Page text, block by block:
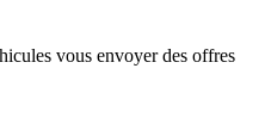
vous envoyer des offres